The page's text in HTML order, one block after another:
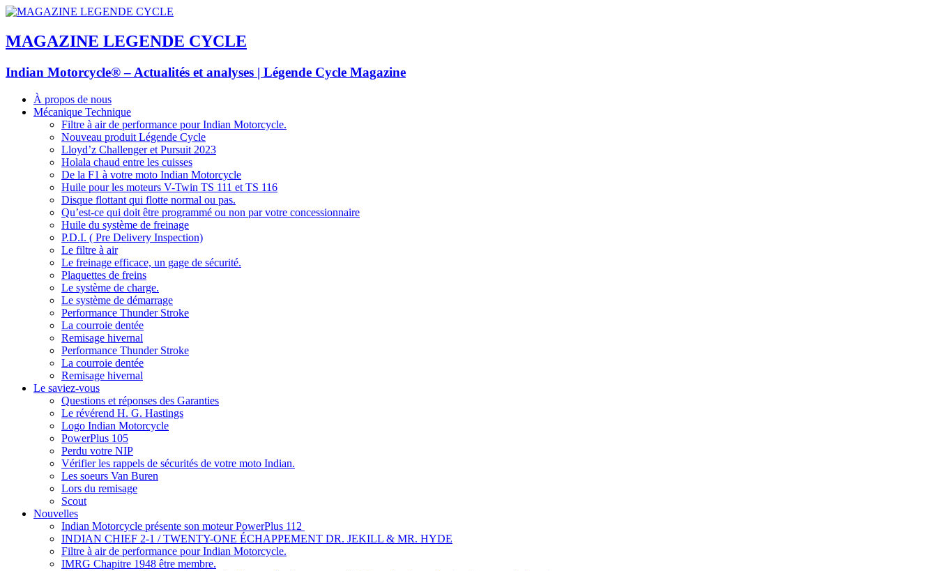
MAGAZINE LEGENDE CYCLE
Indian Motorcycle® – Actualités et analyses | Légende Cycle Magazine
À propos de nous
Mécanique Technique
Filtre à air de performance pour Indian Motorcycle.
Nouveau produit Légende Cycle
Lloyd’z Challenger et Pursuit 2023
Holala chaud entre les cuisses
De la F1 à votre moto Indian Motorcycle
Huile pour les moteurs V-Twin TS 111 et TS 116
Disque flottant qui flotte normal ou pas.
Qu’est-ce qui doit être programmé ou non par votre concessionnaire
Huile du système de freinage
P.D.I. ( Pre Delivery Inspection)
Le filtre à air
Le freinage efficace, un gage de sécurité.
Plaquettes de freins
Le système de charge.
Le système de démarrage
Performance Thunder Stroke
La courroie dentée
Remisage hivernal
Performance Thunder Stroke
La courroie dentée
Remisage hivernal
Le saviez-vous
Questions et réponses des Garanties
Le révérend H. G. Hastings
Logo Indian Motorcycle
PowerPlus 105
Perdu votre NIP
Vérifier les rappels de sécurités de votre moto Indian.
Les soeurs Van Buren
Lors du remisage
Scout
Nouvelles
Indian Motorcycle présente son moteur PowerPlus 112
INDIAN CHIEF 2-1 / TWENTY-ONE ÉCHAPPEMENT DR. JEKILL & MR. HYDE
Filtre à air de performance pour Indian Motorcycle.
IMRG Chapitre 1948 être membre.